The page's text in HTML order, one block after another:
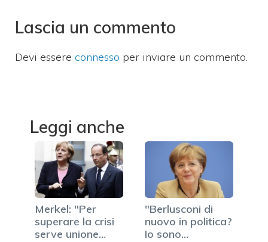
Lascia un commento
Devi essere connesso per inviare un commento.
Leggi anche
Merkel: "Per
superare la crisi
serve unione
"Berlusconi di
nuovo in politica?
Io sono